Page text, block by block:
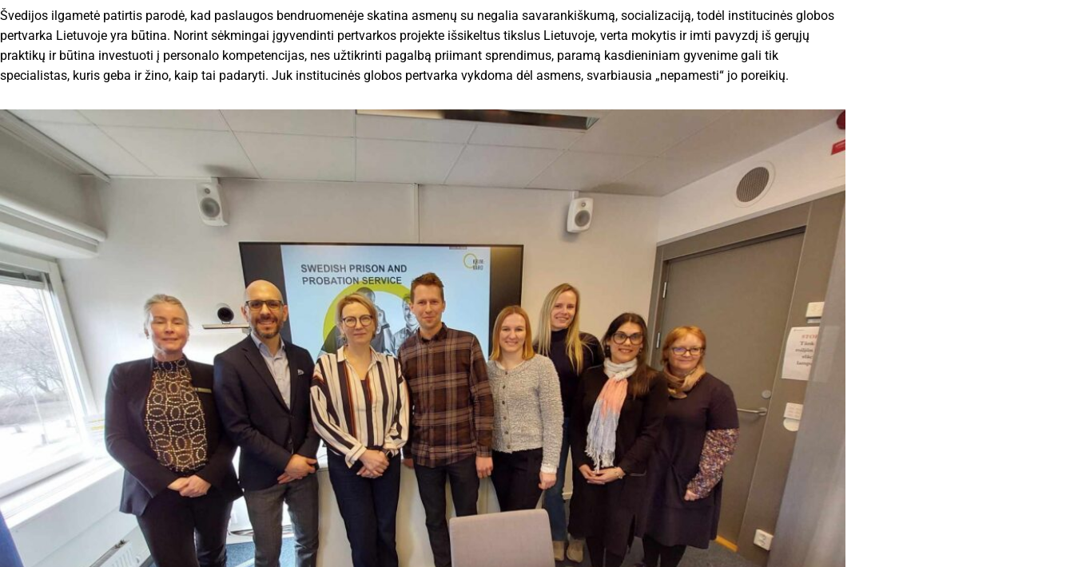
Švedijos ilgametė patirtis parodė, kad paslaugos bendruomenėje skatina asmenų su negalia savarankiškumą, socializaciją, todėl institucinės globos
pertvarka Lietuvoje yra būtina. Norint sėkmingai įgyvendinti pertvarkos projekte išsikeltus tikslus Lietuvoje, verta mokytis ir imti pavyzdį iš gerųjų
praktikų ir būtina investuoti į personalo kompetencijas, nes užtikrinti pagalbą priimant sprendimus, paramą kasdieniniam gyvenime gali tik
specialistas, kuris geba ir žino, kaip tai padaryti. Juk institucinės globos pertvarka vykdoma dėl asmens, svarbiausia „nepamesti“ jo poreikių.